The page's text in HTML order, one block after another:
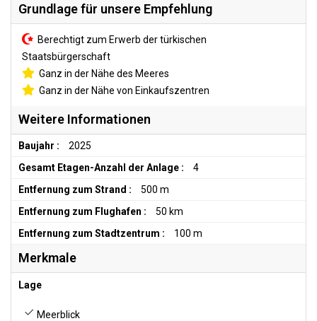
Grundlage für unsere Empfehlung
Berechtigt zum Erwerb der türkischen
Staatsbürgerschaft
Ganz in der Nähe des Meeres
Ganz in der Nähe von Einkaufszentren
Weitere Informationen
Baujahr :
2025
Gesamt Etagen-Anzahl der Anlage :
4
Entfernung zum Strand :
500 m
Entfernung zum Flughafen :
50 km
Entfernung zum Stadtzentrum :
100 m
Merkmale
Lage
Meerblick